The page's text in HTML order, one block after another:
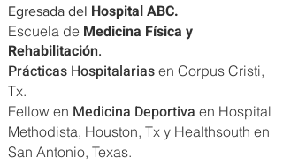
Egresada del Hospital ABC.
Escuela de Medicina Física y
Rehabilitación.
Prácticas Hospitalarias en Corpus Cristi,
Tx.
Fellow en Medicina Deportiva en Hospital
Methodista, Houston, Tx y Healthsouth en
San Antonio, Texas.